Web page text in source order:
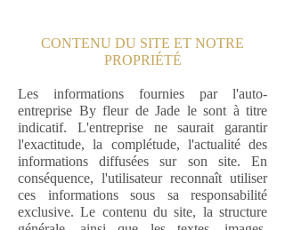
CONTENU DU SITE ET NOTRE
PROPRIÉTÉ
Les informations fournies par l'auto-
entreprise By fleur de Jade le sont à titre
indicatif. L'entreprise ne saurait garantir
l'exactitude, la complétude, l'actualité des
informations diffusées sur son site. En
conséquence, l'utilisateur reconnaît utiliser
ces informations sous sa responsabilité
exclusive. Le contenu du site, la structure